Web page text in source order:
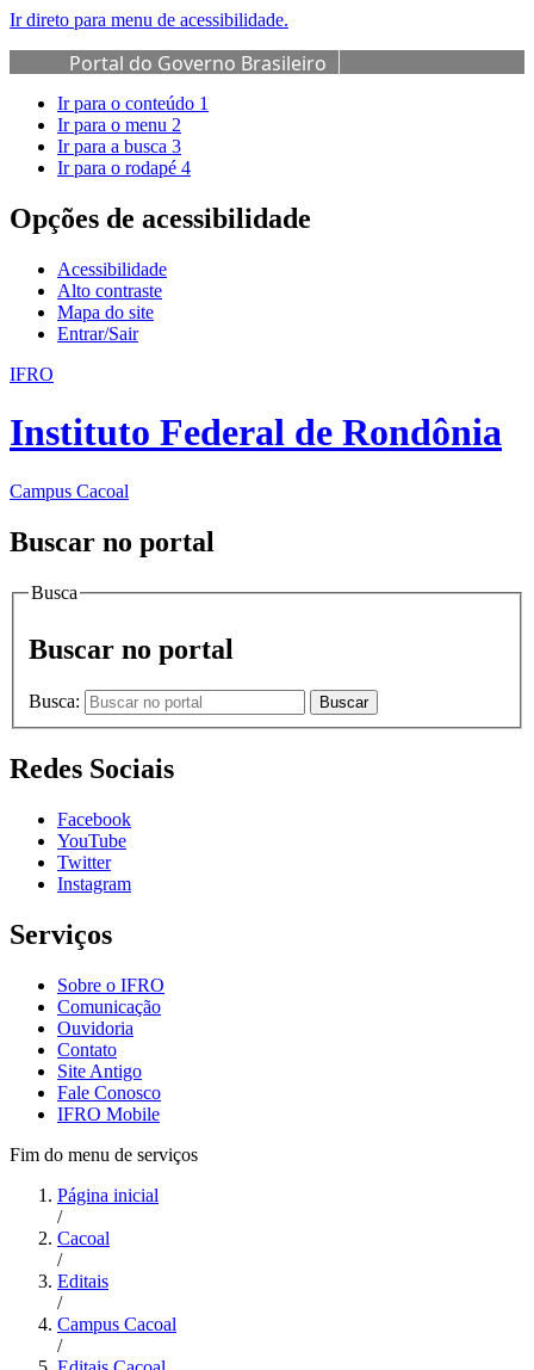
Ir direto para menu de acessibilidade.
Portal do Governo Brasileiro
Ir para o conteúdo 1
Ir para o menu 2
Ir para a busca 3
Ir para o rodapé 4
Opções de acessibilidade
Acessibilidade
Alto contraste
Mapa do site
Entrar/Sair
IFRO
Instituto Federal de Rondônia
Campus Cacoal
Buscar no portal
Busca
Buscar no portal
Busca: Buscar
Redes Sociais
Facebook
YouTube
Twitter
Instagram
Serviços
Sobre o IFRO
Comunicação
Ouvidoria
Contato
Site Antigo
Fale Conosco
IFRO Mobile
Fim do menu de serviços
Página inicial
/
Cacoal
/
Editais
/
Campus Cacoal
/